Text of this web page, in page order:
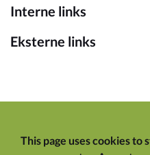
Interne links
Eksterne links
This page uses cookies to